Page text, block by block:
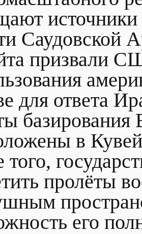
Саудовской
призвали
для ответа
в
того,
пролёты
его